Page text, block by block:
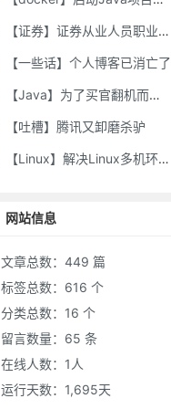
【证券】证券从业人员职业道德要求及常见违规行为
【一些话】个人博客已消亡了
【Java】为了买官翻机而写的代码-DJI Stock Checker
【吐槽】腾讯又卸磨杀驴
【Linux】解决Linux多机环境UID/GID不一致导致的备份权限问题
网站信息
文章总数：449 篇
标签总数：616 个
分类总数：16 个
留言数量：65 条
在线人数： 1 人
运行天数：1,695天